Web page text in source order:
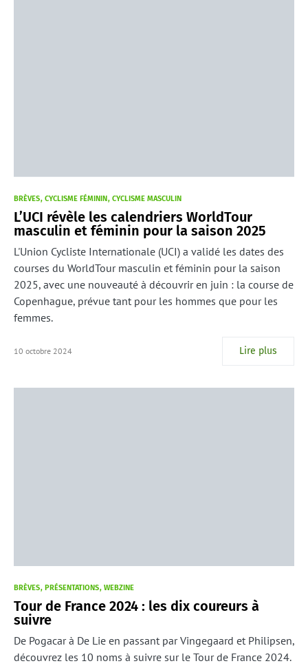
BRÈVES CYCLISME FÉMININ CYCLISME MASCULIN
L’UCI révèle les calendriers WorldTour
masculin et féminin pour la saison 2025
L'Union Cycliste Internationale (UCI) a validé les dates des
courses du WorldTour masculin et féminin pour la saison
2025, avec une nouveauté à découvrir en juin : la course de
Copenhague, prévue tant pour les hommes que pour les
femmes.
10 octobre 2024 Lire plus
BRÈVES PRÉSENTATIONS WEBZINE
Tour de France 2024 : les dix coureurs à
suivre
De Pogacar à De Lie en passant par Vingegaard et Philipsen,
découvrez les 10 noms à suivre sur le Tour de France 2024.